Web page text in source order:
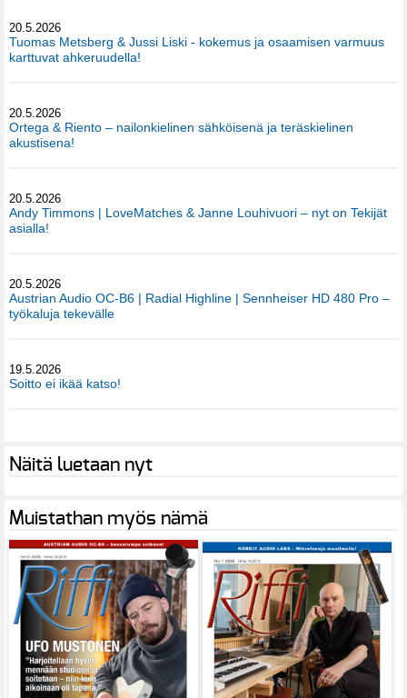
20.5.2026
Tuomas Metsberg & Jussi Liski - kokemus ja osaamisen varmuus
karttuvat ahkeruudella!
20.5.2026
Ortega & Riento – nailonkielinen sähköisenä ja teräskielinen
akustisena!
20.5.2026
Andy Timmons | LoveMatches & Janne Louhivuori – nyt on Tekijät
asialla!
20.5.2026
Austrian Audio OC-B6 | Radial Highline | Sennheiser HD 480 Pro –
työkaluja tekevälle
19.5.2026
Soitto ei ikää katso!
Näitä luetaan nyt
Muistathan myös nämä